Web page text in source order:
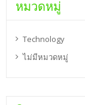
หมวดหมู่
Technology
ไม่มีหมวดหมู่